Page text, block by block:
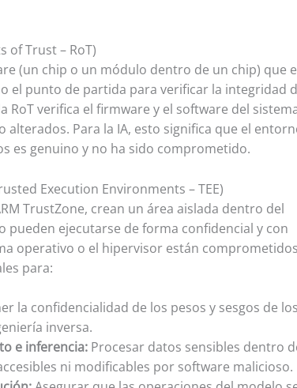
of Trust – RoT)
(un chip o un módulo dentro de un chip) que
el punto de partida para verificar la integridad
verifica el firmware y el software del
Para la IA, esto significa que el
es genuino y no ha sido comprometido.
Execution Environments – TEE)
TrustZone, crean un área aislada dentro del
pueden ejecutarse de forma confidencial y con
operativo o el hipervisor están
para:
la confidencialidad de los pesos y sesgos de los
inversa.
e inferencia:Procesar datos sensibles dentro
ni modificables por software malicioso.